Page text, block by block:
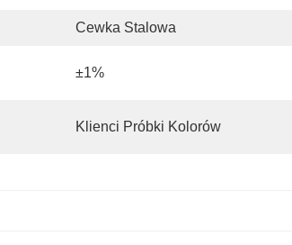
Cewka Stalowa
±1%
Klienci Próbki Kolorów